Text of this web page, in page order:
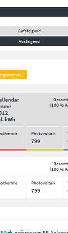
Aufsteigend
Absteigend
)
kWh
(100 %
Photovoltaik
799
(100 %
Photovoltaik
799